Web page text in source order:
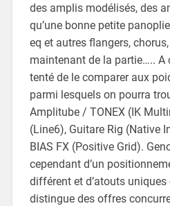
des amplis modélisés, des
qu’une bonne petite
eq et autres flangers,
maintenant de la partie….. A
tenté de le comparer aux
parmi lesquels on pourra
Amplitube / TONEX (IK
(Line6), Guitare Rig (Native
BIAS FX (Positive Grid).
cependant d’un
différent et d’atouts
distingue des offres